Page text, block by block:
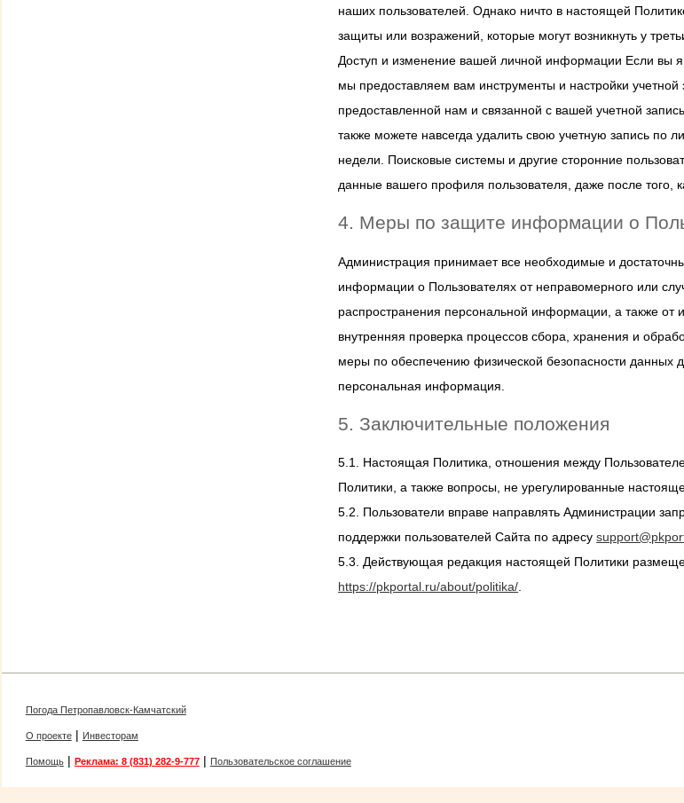
наших пользователей. Однако ничто в настоящей
защиты или возражений, которые могут возникнуть у
Доступ и изменение вашей личной информации Если вы
мы предоставляем вам инструменты и настройки
предоставленной нам и связанной с вашей учетной
также можете навсегда удалить свою учетную запись
недели. Поисковые системы и другие сторонние
данные вашего профиля пользователя, даже после
4. Меры по защите информации о
Администрация принимает все необходимые и
информации о Пользователях от неправомерного или
распространения персональной информации, а также от
внутренняя проверка процессов сбора, хранения и
меры по обеспечению физической безопасности данных
персональная информация.
5. Заключительные положения
5.1. Настоящая Политика, отношения между
Политики, а также вопросы, не урегулированные
5.2. Пользователи вправе направлять Администрации
поддержки пользователей Сайта по адресу
5.3. Действующая редакция настоящей Политики
https://pkportal.ru/about/politika/.
Погода Петропавловск-Камчатский
О проекте| Инвесторам
Помощь| Реклама: 8 (831) 282-9-777| Пользовательское соглашение